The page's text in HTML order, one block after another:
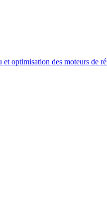
optimisation des moteurs de